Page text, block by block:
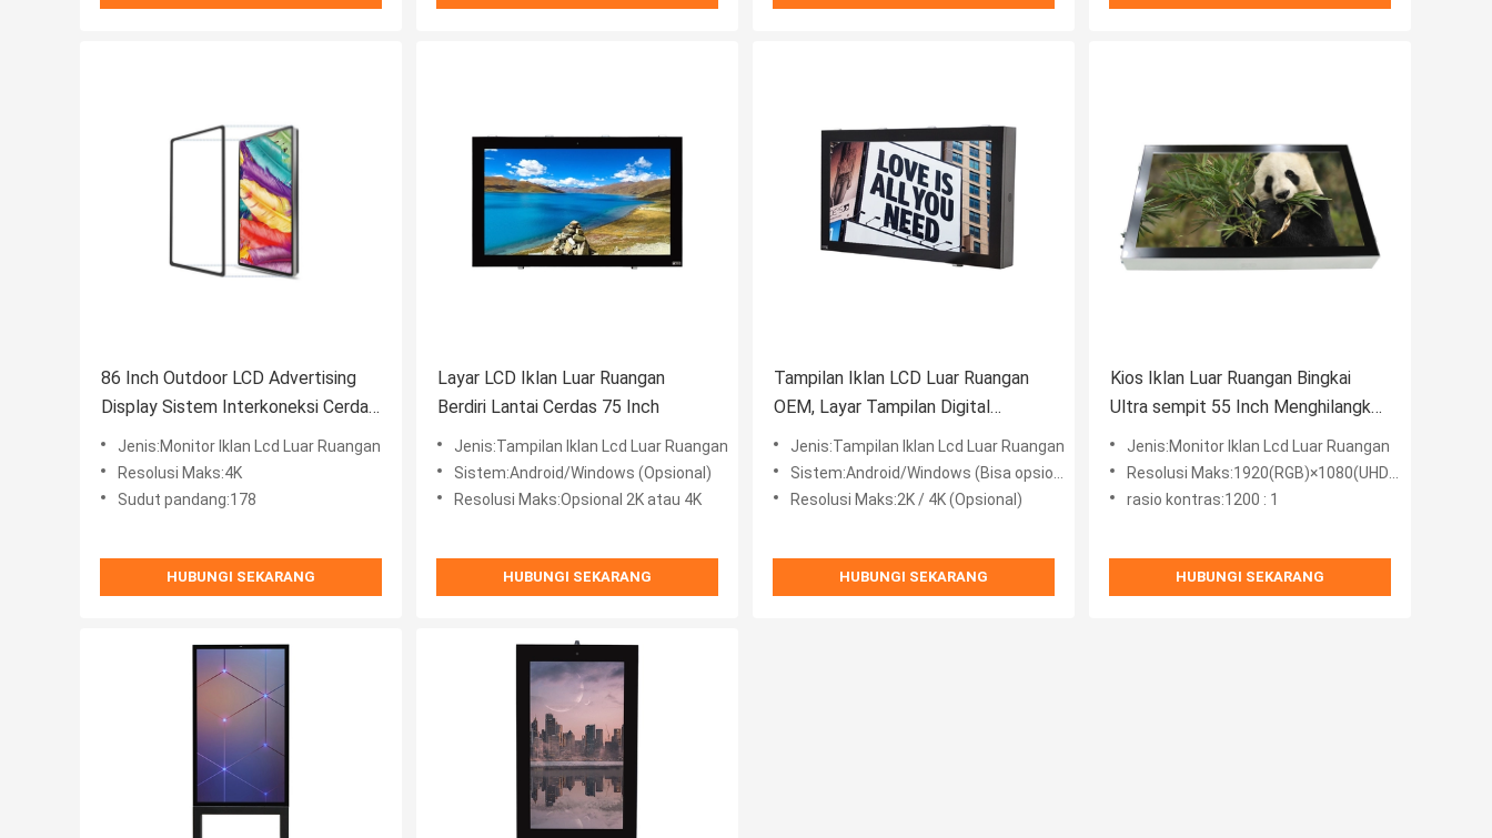
86 Inch Outdoor LCD Advertising
Display Sistem Interkoneksi Cerdas
IP55 IP65
Jenis:Monitor Iklan Lcd Luar Ruangan
Resolusi Maks:4K
Sudut pandang:178
HUBUNGI SEKARANG
Layar LCD Iklan Luar Ruangan
Berdiri Lantai Cerdas 75 Inch
Jenis:Tampilan Iklan Lcd Luar Ruangan
Sistem:Android/Windows (Opsional)
Resolusi Maks:Opsional 2K atau 4K
HUBUNGI SEKARANG
Tampilan Iklan LCD Luar Ruangan
OEM, Layar Tampilan Digital
Terpasang di Dinding 32 ''
Jenis:Tampilan Iklan Lcd Luar Ruangan
Sistem:Android/Windows (Bisa opsional)
Resolusi Maks:2K / 4K (Opsional)
HUBUNGI SEKARANG
Kios Iklan Luar Ruangan Bingkai
Ultra sempit 55 Inch Menghilangkan
Panas dengan Cepat
Jenis:Monitor Iklan Lcd Luar Ruangan
Resolusi Maks:1920(RGB)×1080(UHD), Opsional 4K
rasio kontras:1200 : 1
HUBUNGI SEKARANG